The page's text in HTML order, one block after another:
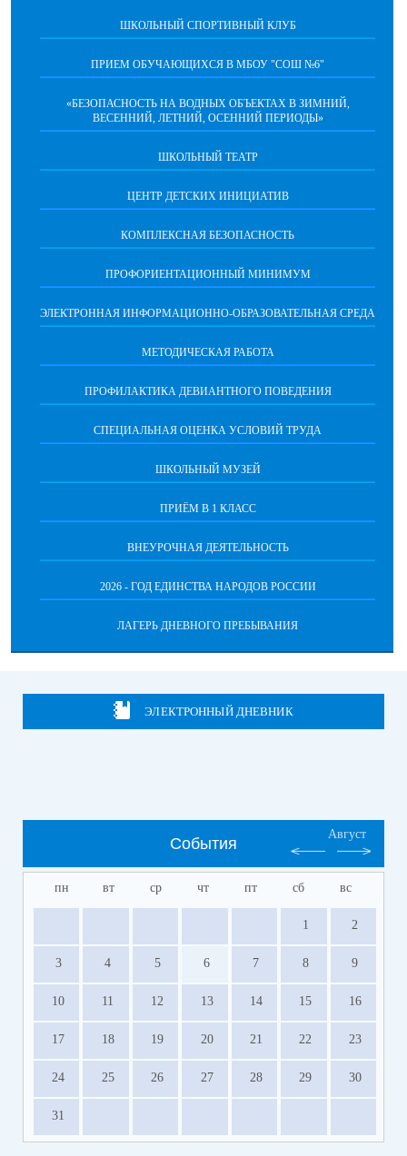
ШКОЛЬНЫЙ СПОРТИВНЫЙ КЛУБ
ПРИЕМ ОБУЧАЮЩИХСЯ В МБОУ "СОШ №6"
«БЕЗОПАСНОСТЬ НА ВОДНЫХ ОБЪЕКТАХ В ЗИМНИЙ,
ВЕСЕННИЙ, ЛЕТНИЙ, ОСЕННИЙ ПЕРИОДЫ»
ШКОЛЬНЫЙ ТЕАТР
ЦЕНТР ДЕТСКИХ ИНИЦИАТИВ
КОМПЛЕКСНАЯ БЕЗОПАСНОСТЬ
ПРОФОРИЕНТАЦИОННЫЙ МИНИМУМ
ЭЛЕКТРОННАЯ ИНФОРМАЦИОННО-ОБРАЗОВАТЕЛЬНАЯ СРЕДА
МЕТОДИЧЕСКАЯ РАБОТА
ПРОФИЛАКТИКА ДЕВИАНТНОГО ПОВЕДЕНИЯ
СПЕЦИАЛЬНАЯ ОЦЕНКА УСЛОВИЙ ТРУДА
ШКОЛЬНЫЙ МУЗЕЙ
ПРИЁМ В 1 КЛАСС
ВНЕУРОЧНАЯ ДЕЯТЕЛЬНОСТЬ
2026 - ГОД ЕДИНСТВА НАРОДОВ РОССИИ
ЛАГЕРЬ ДНЕВНОГО ПРЕБЫВАНИЯ
ЭЛЕКТРОННЫЙ ДНЕВНИК
События
Август
пн вт ср чт пт сб вс
1 2
3 4 5 6 7 8 9
10 11 12 13 14 15 16
17 18 19 20 21 22 23
24 25 26 27 28 29 30
31